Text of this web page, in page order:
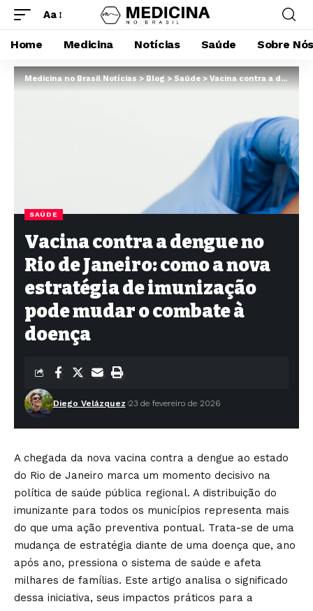
Aa
Home Medicina Notícias Saúde Sobre
Medicina no Brasil Notícias>Blog>Saúde>Vacina contra a dengue no Rio de Janeiro: como a nova estratégia de imunização pode mudar o combate à doença
SAÚDE
Vacina contra a dengue no
Rio de Janeiro: como a nova
estratégia de imunização
pode mudar o combate à
doença
Diego Velázquez 23 de fevereiro de 2026
A chegada da nova vacina contra a dengue ao estado
do Rio de Janeiro marca um momento decisivo na
política de saúde pública regional. A distribuição do
imunizante para todos os municípios representa mais
do que uma ação preventiva pontual. Trata-se de uma
mudança de estratégia diante de uma doença que, ano
após ano, pressiona o sistema de saúde e afeta
milhares de famílias. Este artigo analisa o significado
dessa iniciativa, seus impactos práticos para a